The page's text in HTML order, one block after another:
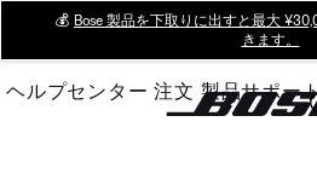
Main
💰 Bose 製品を下取りに出すと最大
きます。
ヘルプセンター 注文 製品サポー